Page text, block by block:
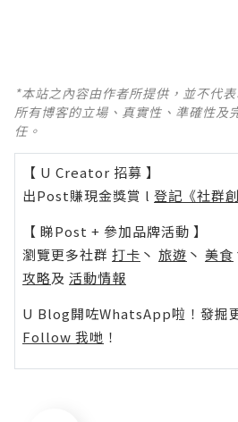
*本站之內容由作者所提供，並不代
所有博客的立場、真實性、準確性及
任。
【 U Creator 招募 】
出Post賺現金獎賞 l 登記《社群
【 睇Post + 參加品牌活動 】
瀏覽更多社群 打卡 丶 旅遊 丶 美食
攻略及 活動情報
U Blog開咗WhatsApp啦！發掘
Follow 我哋 ！